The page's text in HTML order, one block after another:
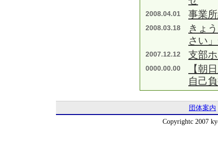
2008.04.01 事業
2008.03.18
きょ
さい
2007.12.12 支部
0000.00.00
【朝
自己
団体案内
Copyrightc 2007